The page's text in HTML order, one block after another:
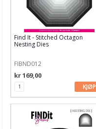
Kort & Scrapbooking
Mønsterpapir
Kartong 12x12 inch
Motiv til kortlaging
Spesial Papir
Stæsj & pynt
Stempler
Find It - Stitched Octagon
Nesting Dies
FIBND012
kr 169,00
KJØP